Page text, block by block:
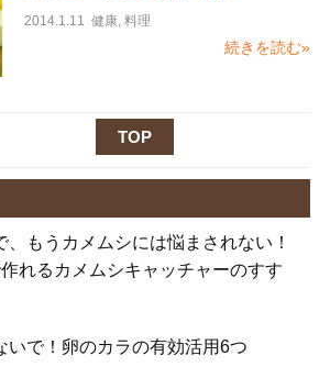
2014.1.11 健康, 料理
続きを読む»
TOP
、もうカメムシには悩まされない！
れるカメムシキャッチャーのすす
いで！卵のカラの有効活用6つ